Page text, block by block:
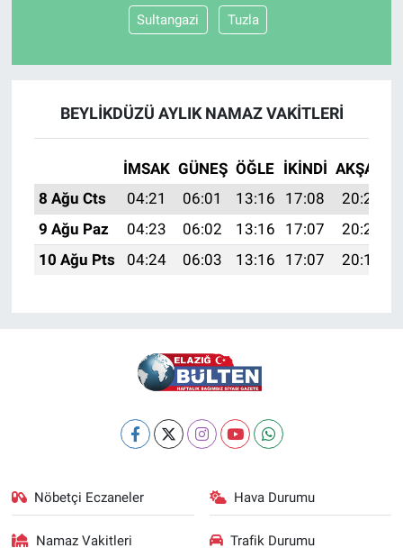
Sultangazi Tuzla
BEYLIKDÜZÜ AYLIK NAMAZ VAKITLERI
İMSAK GÜNEŞ ÖĞLE İKINDI AKŞAM
8 Ağu Cts
04:21 06:01 13:16 17:08 20:21
9 Ağu Paz
04:23 06:02 13:16 17:07 20:20
10 Ağu Pts
04:24 06:03 13:16 17:07 20:18
Nöbetçi Eczaneler Hava Durumu
Namaz Vakitleri Trafik Durumu